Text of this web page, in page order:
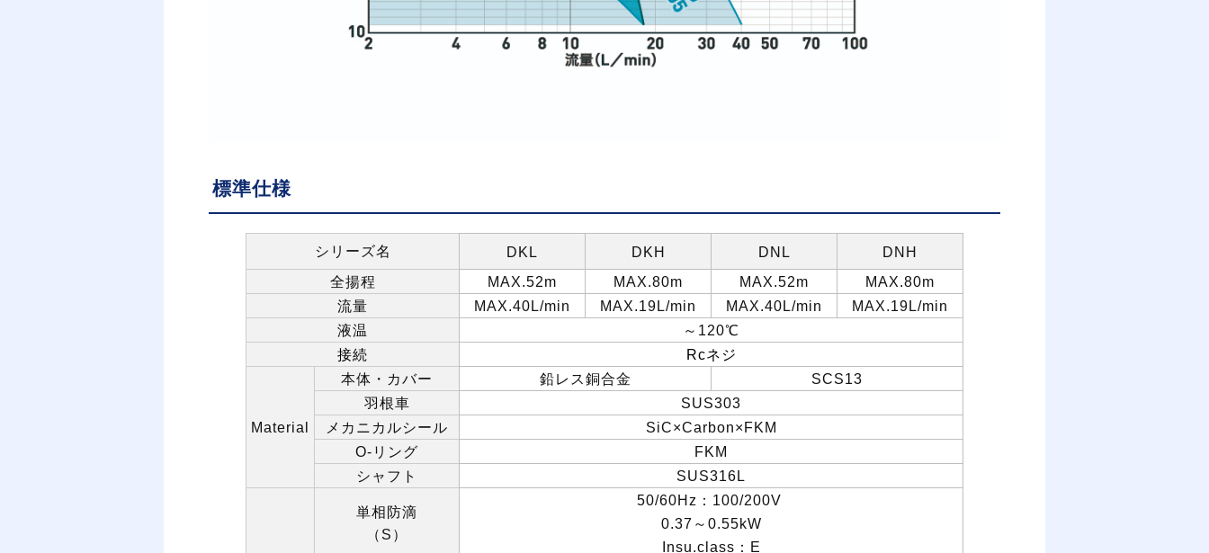
標準仕様
シリーズ名 DKL DKH DNL DNH
全揚程 MAX.52m MAX.80m MAX.52m MAX.80m
流量 MAX.40L/min MAX.19L/min MAX.40L/min MAX.19L/min
液温 ～ 120℃
接続 Rcネジ
Material
本体・カバー 鉛レス銅合金 SCS13
羽根車 SUS303
メカニカルシール
SiC×Carbon×FKM
O- リング FKM
シャフト SUS316L
単相防滴
（ S ）
50/60Hz ： 100/200V
0.37 ～ 0.55kW
Insu.class ： E